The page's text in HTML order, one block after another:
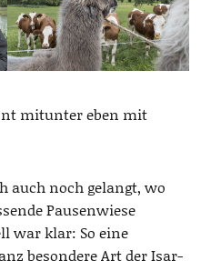
mitunter eben mit
noch gelangt, wo
Pausenwiese
war klar: So eine
besondere Art der Isar-